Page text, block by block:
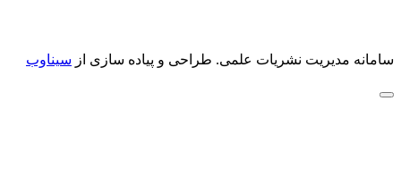
سامانه مدیریت نشریات علمی. طراحی و پیاده سازی از سیناوب